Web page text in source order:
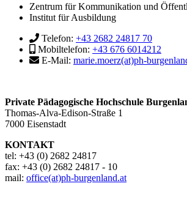
Zentrum für Kommunikation und
Institut für Ausbildung
Telefon: +43 2682 24817 70
Mobiltelefon: +43 676 6014212
E-Mail: marie.moerz(at)ph-
Private Pädagogische Hochschule
Thomas-Alva-Edison-Straße 1
7000 Eisenstadt
KONTAKT
tel: +43 (0) 2682 24817
fax: +43 (0) 2682 24817 - 10
mail: office(at)ph-burgenland.at